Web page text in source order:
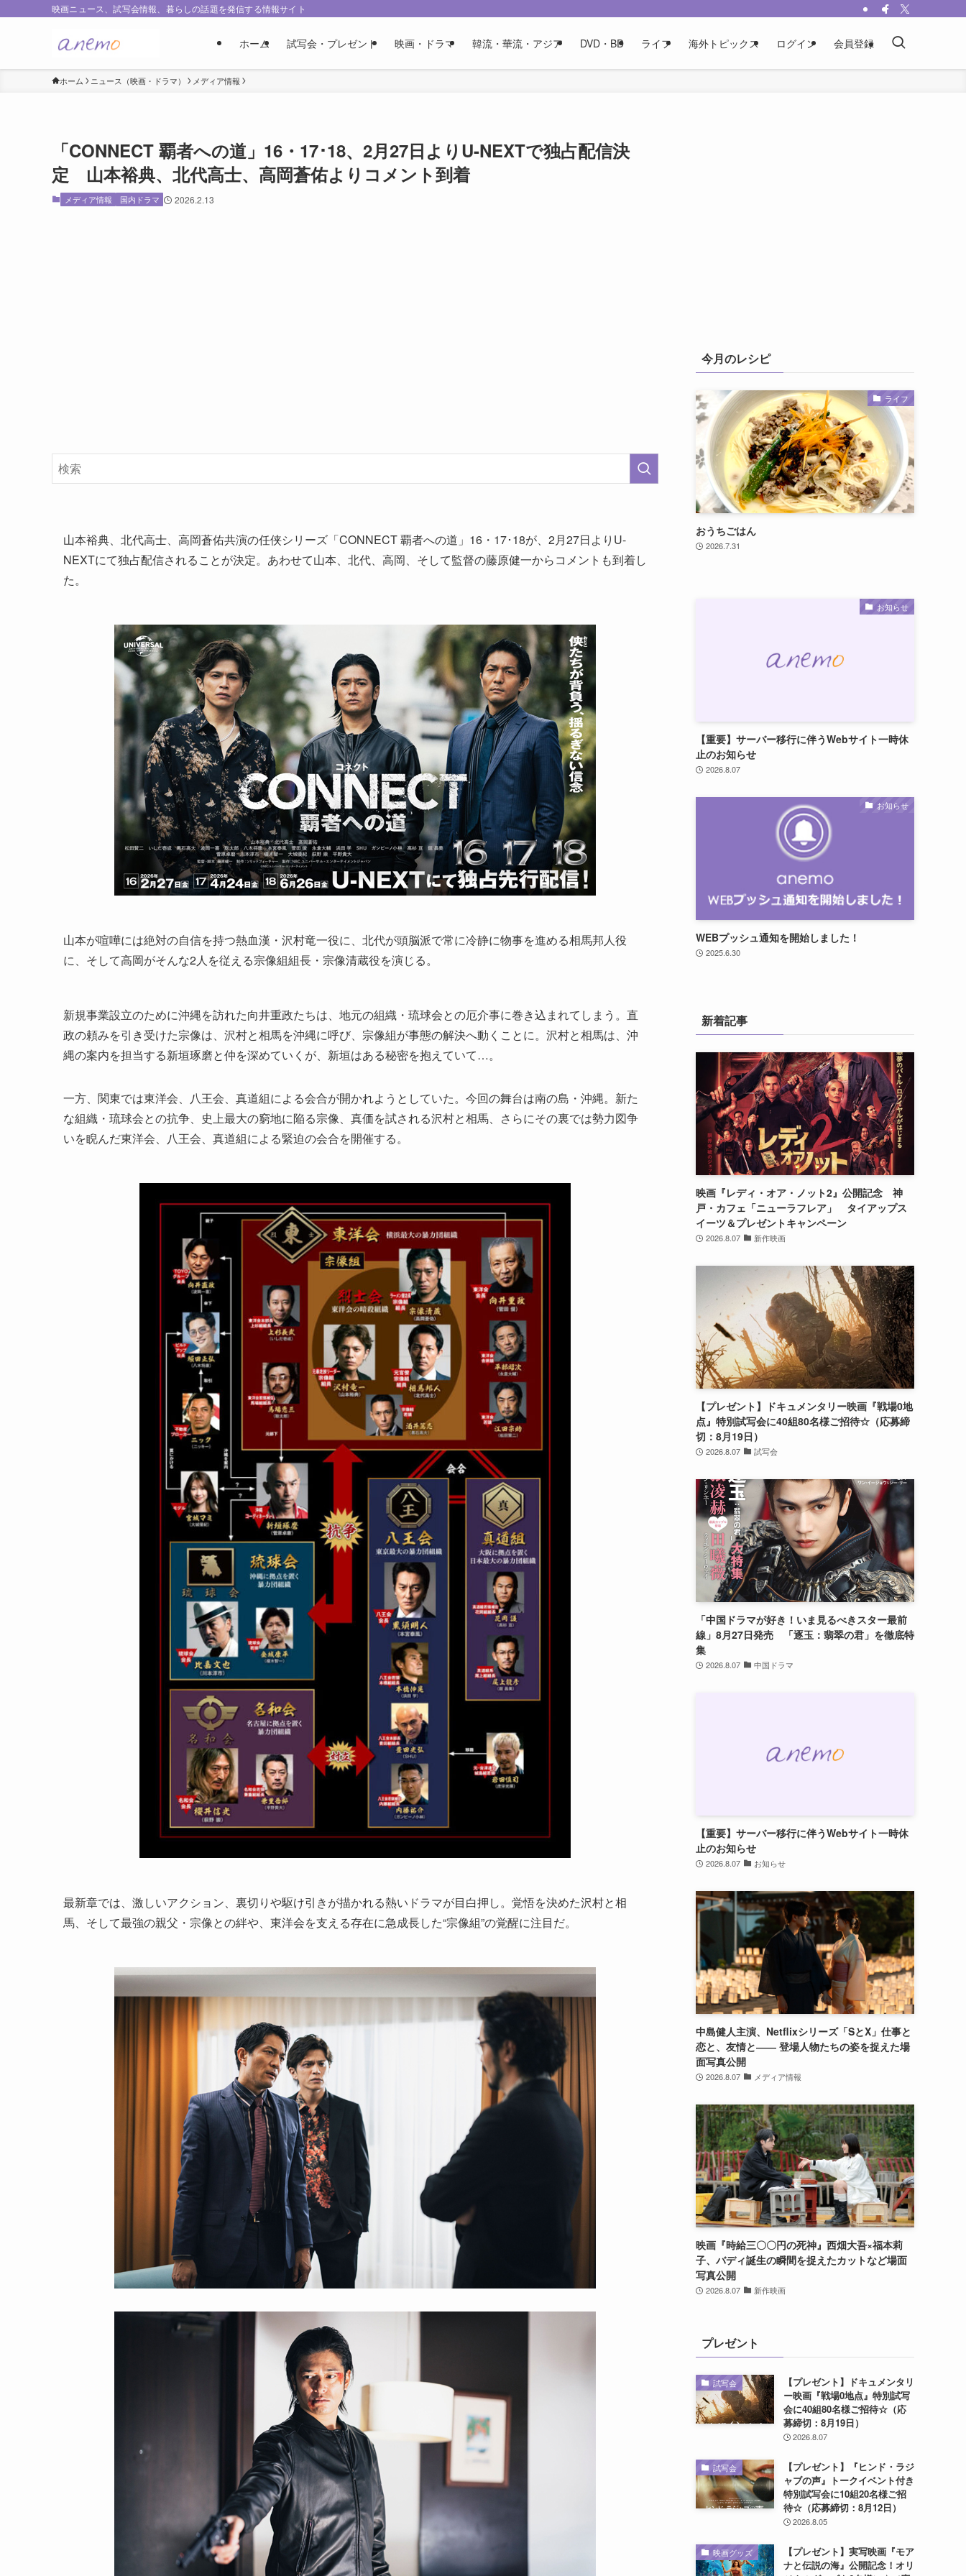
映画ニュース、試写会情報、暮らしの話題を発信する情報サイト
ホーム 試写会・プレゼント 映画・ドラマ 韓流・華流・アジア DVD・BD ライフ 海外トピックス ログイン 会員登録
ホーム ニュース（映画・ドラマ） メディア情報
「CONNECT 覇者への道」16・17･18、2月27日よりU-NEXTで独占配信決
定 山本裕典、北代高士、高岡蒼佑よりコメント到着
メディア情報 国内ドラマ 2026.2.13
山本裕典、北代高士、高岡蒼佑共演の任侠シリーズ「CONNECT 覇者への道」16・17･18が、2月27日よりU-
NEXTにて独占配信されることが決定。あわせて山本、北代、高岡、そして監督の藤原健一からコメントも到着し
た。
山本が喧嘩には絶対の自信を持つ熱血漢・沢村竜一役に、北代が頭脳派で常に冷静に物事を進める相馬邦人役
に、そして高岡がそんな2人を従える宗像組組長・宗像清蔵役を演じる。
新規事業設立のために沖縄を訪れた向井重政たちは、地元の組織・琉球会との厄介事に巻き込まれてしまう。直
政の頼みを引き受けた宗像は、沢村と相馬を沖縄に呼び、宗像組が事態の解決へ動くことに。沢村と相馬は、沖
縄の案内を担当する新垣琢磨と仲を深めていくが、新垣はある秘密を抱えていて…。
一方、関東では東洋会、八王会、真道組による会合が開かれようとしていた。今回の舞台は南の島・沖縄。新た
な組織・琉球会との抗争、史上最大の窮地に陥る宗像、真価を試される沢村と相馬、さらにその裏では勢力図争
いを睨んだ東洋会、八王会、真道組による緊迫の会合を開催する。
最新章では、激しいアクション、裏切りや駆け引きが描かれる熱いドラマが目白押し。覚悟を決めた沢村と相
馬、そして最強の親父・宗像との絆や、東洋会を支える存在に急成長した“宗像組”の覚醒に注目だ。
今月のレシピ
ライフ
おうちごはん
2026.7.31
お知らせ
【重要】サーバー移行に伴うWebサイト一時休
止のお知らせ
2026.8.07
お知らせ
WEBプッシュ通知を開始しました！
2025.6.30
新着記事
映画『レディ・オア・ノット2』公開記念 神
戸・カフェ「ニューラフレア」 タイアップス
イーツ＆プレゼントキャンペーン
2026.8.07 新作映画
【プレゼント】ドキュメンタリー映画『戦場0地
点』特別試写会に40組80名様ご招待☆（応募締
切：8月19日）
2026.8.07 試写会
「中国ドラマが好き！いま見るべきスター最前
線」8月27日発売 「逐玉：翡翠の君」を徹底特
集
2026.8.07 中国ドラマ
【重要】サーバー移行に伴うWebサイト一時休
止のお知らせ
2026.8.07 お知らせ
中島健人主演、Netflixシリーズ「SとX」仕事と
恋と、友情と―― 登場人物たちの姿を捉えた場
面写真公開
2026.8.07 メディア情報
映画『時給三〇〇円の死神』西畑大吾×福本莉
子、バディ誕生の瞬間を捉えたカットなど場面
写真公開
2026.8.07 新作映画
プレゼント
試写会
【プレゼント】ドキュメンタリ
ー映画『戦場0地点』特別試写
会に40組80名様ご招待☆（応
募締切：8月19日）
2026.8.07
試写会
【プレゼント】『ヒンド・ラジ
ャブの声』トークイベント付き
特別試写会に10組20名様ご招
待☆（応募締切：8月12日）
2026.8.05
映画グッズ
【プレゼント】実写映画『モア
ナと伝説の海』公開記念！オリ